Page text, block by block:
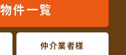
物件一覧
仲介業者様